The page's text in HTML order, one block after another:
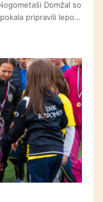
Domžal so
pripravili lepo…